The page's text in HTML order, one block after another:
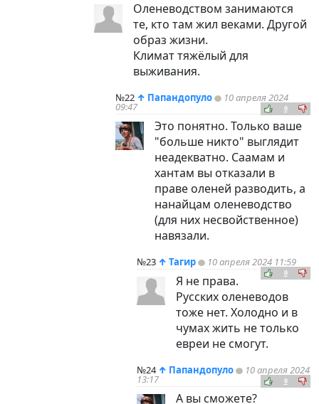
Оленеводством занимаются
те, кто там жил веками. Другой
образ жизни.
Климат тяжёлый для
выживания.
№22 ↑ Папандопуло 10 апреля 2024
09:47 0
Это понятно. Только ваше
"больше никто" выглядит
неадекватно. Саамам и
хантам вы отказали в
праве оленей разводить, а
нанайцам оленеводство
(для них несвойственное)
навязали.
№23 ↑ Тагир 10 апреля 2024 11:59
0
Я не права.
Русских оленеводов
тоже нет. Холодно и в
чумах жить не только
евреи не смогут.
№24 ↑ Папандопуло 10 апреля 2024
13:17 0
А вы сможете?